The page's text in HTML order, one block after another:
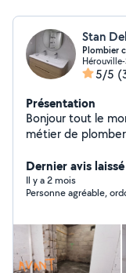
Stan
Plombier
5/5
Présentation
Bonjour tout le
métier de
Remplacement
Remplacement
débouchage....
Dernier avis
Il y a 2 mois
Personne agréable,